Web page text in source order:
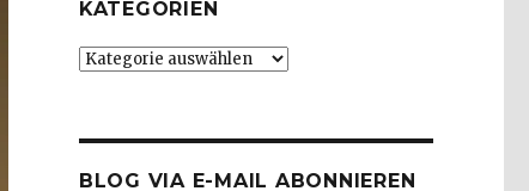
KATEGORIEN
Kategorien
BLOG VIA E-MAIL ABONNIEREN